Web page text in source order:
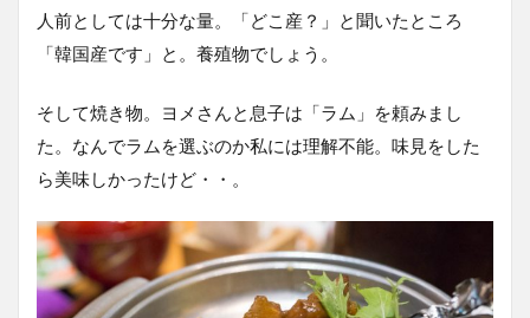
人前としては十分な量。「どこ産？」と聞いたところ
「韓国産です」と。養殖物でしょう。
そして焼き物。ヨメさんと息子は「ラム」を頼みまし
た。なんでラムを選ぶのか私には理解不能。味見をした
ら美味しかったけど・・。